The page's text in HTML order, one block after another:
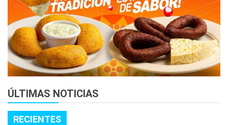
ÚLTIMAS NOTICIAS
RECIENTES